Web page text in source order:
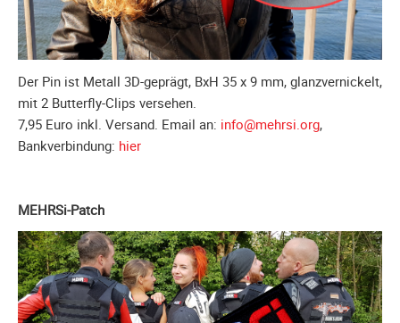
Förderer
werden
Fördererdaten
ändern
Gewerbliche
Förderer
Infokarte
Achte
auf
Motorradfahrer
Merchandise
Der Pin ist Metall 3D-geprägt, BxH 35 x 9 mm, glanzvernickelt,
mit 2 Butterfly-Clips versehen.
7,95 Euro inkl. Versand. Email an: info@mehrsi.org,
Bankverbindung: hier
MEHRSi-Patch